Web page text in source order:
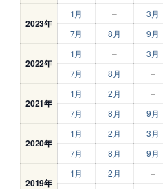
2023年
1月 – 3月
7月
8月 9月
2022年
1月 – 3月
7月
8月 –
2021年
1月 2月 –
7月
8月 9月
2020年
1月 2月 3月
7月
8月 9月
2019年
1月 2月 –